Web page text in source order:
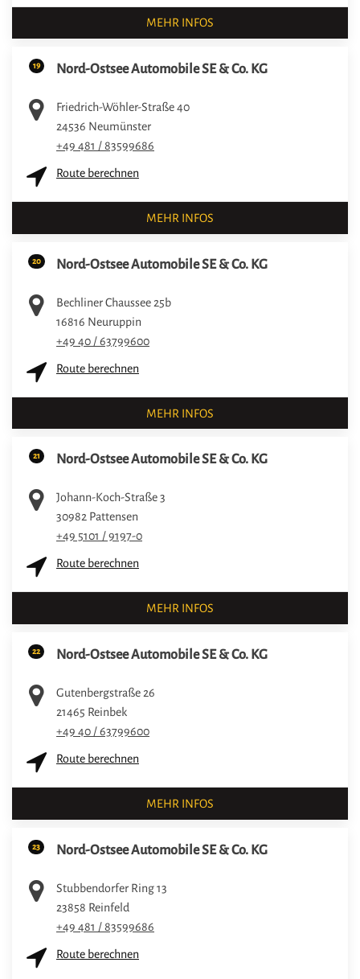
MEHR INFOS
19 Nord-Ostsee Automobile SE & Co. KG
Friedrich-Wöhler-Straße 40
24536 Neumünster
+49 481 / 83599686
Route berechnen
MEHR INFOS
20 Nord-Ostsee Automobile SE & Co. KG
Bechliner Chaussee 25b
16816 Neuruppin
+49 40 / 63799600
Route berechnen
MEHR INFOS
21 Nord-Ostsee Automobile SE & Co. KG
Johann-Koch-Straße 3
30982 Pattensen
+49 5101 / 9197-0
Route berechnen
MEHR INFOS
22 Nord-Ostsee Automobile SE & Co. KG
Gutenbergstraße 26
21465 Reinbek
+49 40 / 63799600
Route berechnen
MEHR INFOS
23 Nord-Ostsee Automobile SE & Co. KG
Stubbendorfer Ring 13
23858 Reinfeld
+49 481 / 83599686
Route berechnen